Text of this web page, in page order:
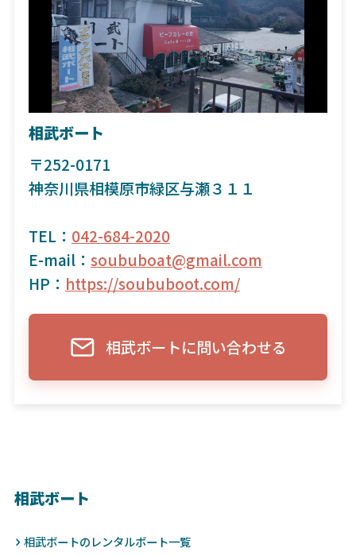
相武ボート
〒252-0171
神奈川県相模原市緑区与瀬３１１
TEL： 042-684-2020
E-mail： soububoat@gmail.com
HP： https://soububoot.com/
相武ボートに問い合わせる
相武ボート
相武ボートのレンタルボート一覧